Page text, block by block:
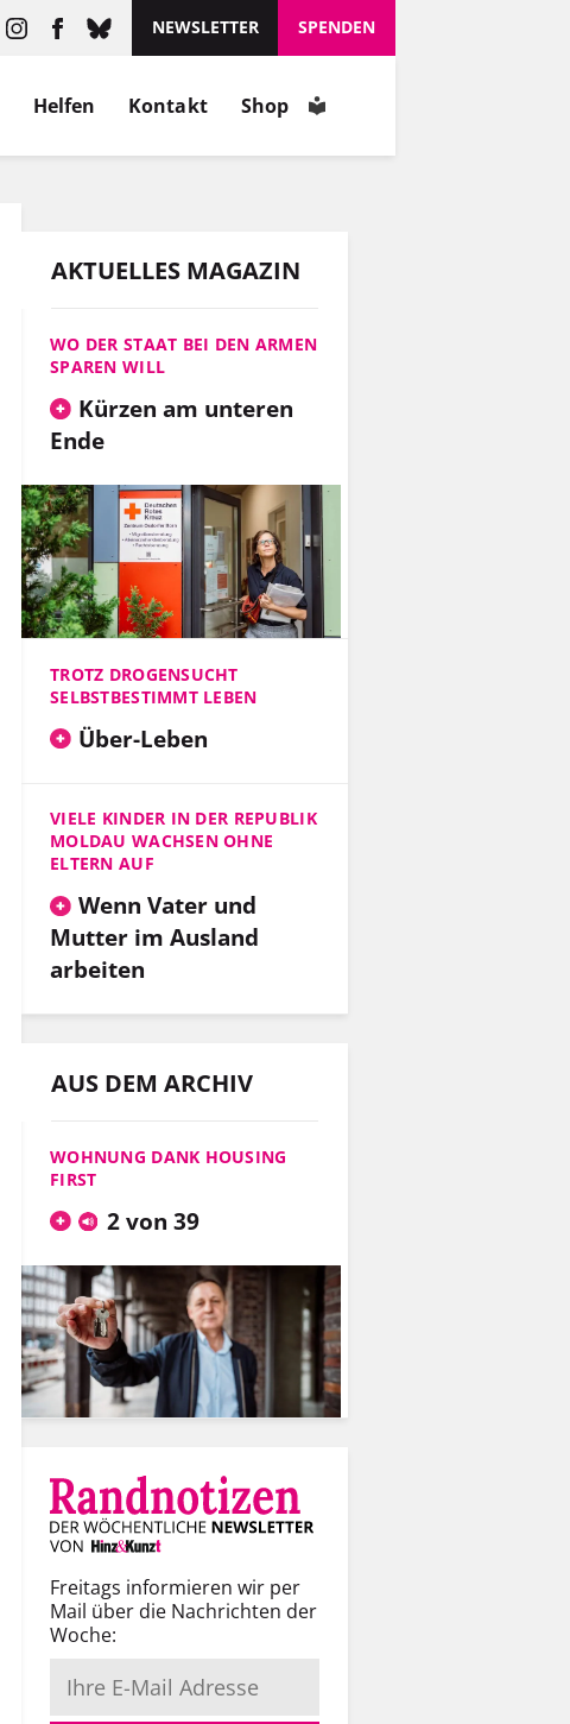
NEWSLETTER SPENDEN
Helfen Kontakt Shop
schätzt, wie er ist.
MEHR
AKTUELLES MAGAZIN
WO DER STAAT BEI DEN ARMEN
SPAREN WILL
Kürzen am unteren
Ende
TROTZ DROGENSUCHT
SELBSTBESTIMMT LEBEN
Über-Leben
VIELE KINDER IN DER REPUBLIK
MOLDAU WACHSEN OHNE
ELTERN AUF
Wenn Vater und
Mutter im Ausland
arbeiten
AUS DEM ARCHIV
WOHNUNG DANK HOUSING
FIRST
2 von 39
Freitags informieren wir per
Mail über die Nachrichten der
Woche: